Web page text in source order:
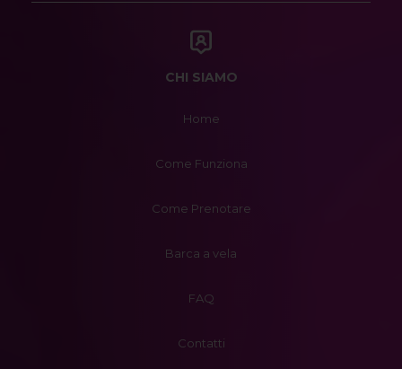
CHI SIAMO
Home
Come Funziona
Come Prenotare
Barca a vela
FAQ
Contatti